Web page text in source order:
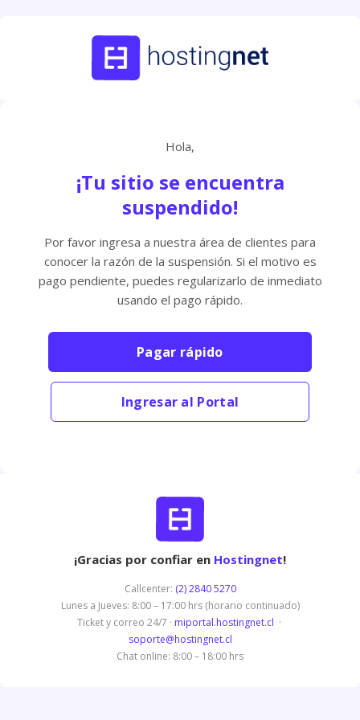
Hola,
¡Tu sitio se encuentra
suspendido!
Por favor ingresa a nuestra área de clientes para
conocer la razón de la suspensión. Si el motivo es
pago pendiente, puedes regularizarlo de inmediato
usando el pago rápido.
Pagar rápido
Ingresar al Portal
¡Gracias por confiar en Hostingnet!
Callcenter: (2) 2840 5270
Lunes a Jueves: 8:00 – 17:00 hrs (horario continuado)
Ticket y correo 24/7 · miportal.hostingnet.cl ·
soporte@hostingnet.cl
Chat online: 8:00 – 18:00 hrs